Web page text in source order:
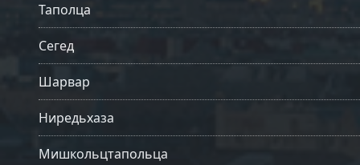
Таполца
Сегед
Шарвар
Ниредьхаза
Мишкольцтапольца